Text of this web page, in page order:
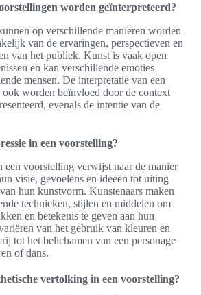
worden geïnterpreteerd?
op verschillende manieren worden
van de ervaringen, perspectieven en
van het publiek. Kunst is vaak open
en kan verschillende emoties
mensen. De interpretatie van een
worden beïnvloed door de context
evenals de intentie van de
in een voorstelling?
een voorstelling verwijst naar de manier
visie, gevoelens en ideeën tot uiting
hun kunstvorm. Kunstenaars maken
technieken, stijlen en middelen om
en betekenis te geven aan hun
van het gebruik van kleuren en
tot het belichamen van een personage
of dans.
vertolking in een voorstelling?